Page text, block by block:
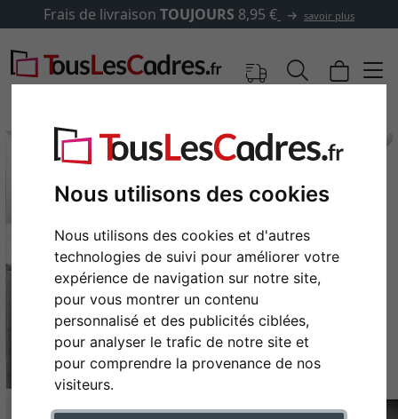
Nous utilisons des cookies
Nous utilisons des cookies et d'autres
technologies de suivi pour améliorer votre
expérience de navigation sur notre site,
pour vous montrer un contenu
personnalisé et des publicités ciblées,
pour analyser le trafic de notre site et
pour comprendre la provenance de nos
visiteurs.
Frais de livraison TOUJOURS 8,95 € savoir plus
Retour